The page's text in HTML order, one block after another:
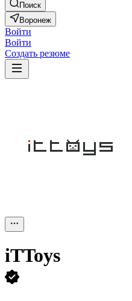
Поиск
Воронеж
Войти
Войти
Создать резюме
iTToys